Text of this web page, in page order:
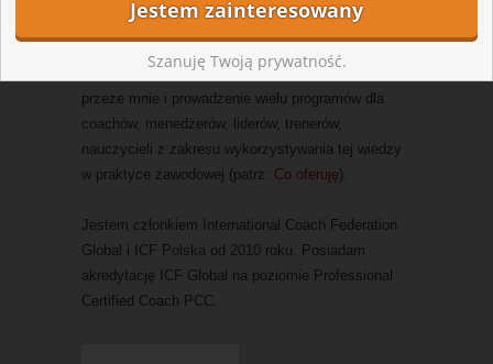
Rocka, której celem jest stosowanie w praktyce
jest moją pasją, czego wyrazem jest stworzenie
przeze mnie i prowadzenie wielu programów dla
coachów, menedżerów, liderów, trenerów,
nauczycieli z zakresu wykorzystywania tej wiedzy
w praktyce zawodowej (patrz: Co oferuję).
Jestem członkiem International Coach Federation
Global i ICF Polska od 2010 roku. Posiadam
akredytację ICF Global na poziomie Professional
Certified Coach PCC.
Szanuję Twoją prywatność.